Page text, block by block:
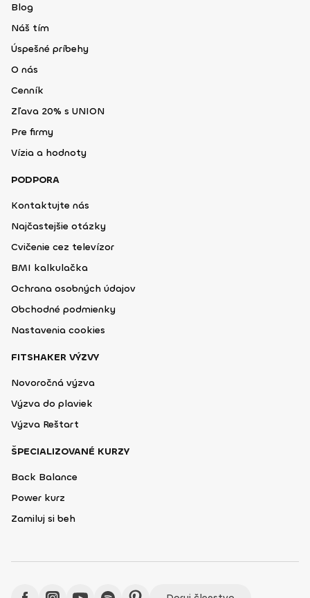
Blog
Náš tím
Úspešné príbehy
O nás
Cenník
Zľava 20% s UNION
Pre firmy
Vízia a hodnoty
PODPORA
Kontaktujte nás
Najčastejšie otázky
Cvičenie cez televízor
BMI kalkulačka
Ochrana osobných údajov
Obchodné podmienky
Nastavenia cookies
FITSHAKER VÝZVY
Novoročná výzva
Výzva do plaviek
Výzva Reštart
ŠPECIALIZOVANÉ KURZY
Back Balance
Power kurz
Zamiluj si beh